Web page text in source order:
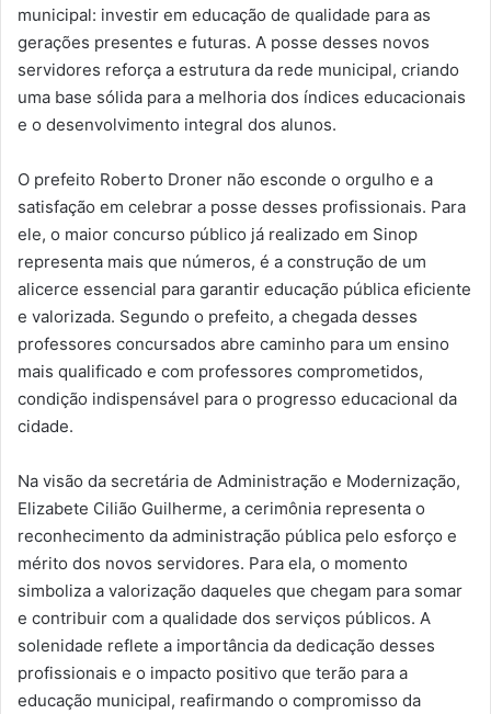
municipal: investir em educação de qualidade para as
gerações presentes e futuras. A posse desses novos
servidores reforça a estrutura da rede municipal, criando
uma base sólida para a melhoria dos índices educacionais
e o desenvolvimento integral dos alunos.
O prefeito Roberto Droner não esconde o orgulho e a
satisfação em celebrar a posse desses profissionais. Para
ele, o maior concurso público já realizado em Sinop
representa mais que números, é a construção de um
alicerce essencial para garantir educação pública eficiente
e valorizada. Segundo o prefeito, a chegada desses
professores concursados abre caminho para um ensino
mais qualificado e com professores comprometidos,
condição indispensável para o progresso educacional da
cidade.
Na visão da secretária de Administração e Modernização,
Elizabete Cilião Guilherme, a cerimônia representa o
reconhecimento da administração pública pelo esforço e
mérito dos novos servidores. Para ela, o momento
simboliza a valorização daqueles que chegam para somar
e contribuir com a qualidade dos serviços públicos. A
solenidade reflete a importância da dedicação desses
profissionais e o impacto positivo que terão para a
educação municipal, reafirmando o compromisso da